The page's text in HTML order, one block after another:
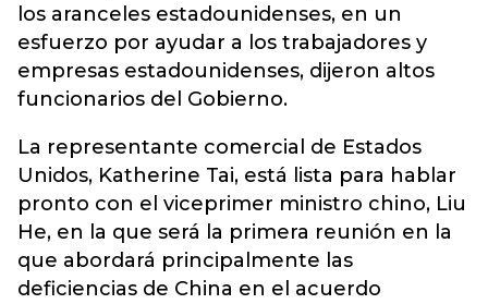
los aranceles estadounidenses, en un
esfuerzo por ayudar a los trabajadores y
empresas estadounidenses, dijeron altos
funcionarios del Gobierno.
La representante comercial de Estados
Unidos, Katherine Tai, está lista para hablar
pronto con el viceprimer ministro chino, Liu
He, en la que será la primera reunión en la
que abordará principalmente las
deficiencias de China en el acuerdo